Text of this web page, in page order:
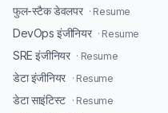
फुल-स्टैक डेवलपर · Resume
DevOps इंजीनियर · Resume
SRE इंजीनियर · Resume
डेटा इंजीनियर · Resume
डेटा साइंटिस्ट · Resume